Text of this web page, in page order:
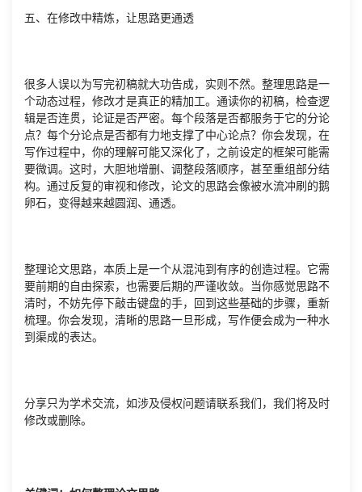
五、在修改中精炼，让思路更通透
很多人误以为写完初稿就大功告成，实则不然。整理思路是一
个动态过程，修改才是真正的精加工。通读你的初稿，检查逻
辑是否连贯，论证是否严密。每个段落是否都服务于它的分论
点？每个分论点是否都有力地支撑了中心论点？你会发现，在
写作过程中，你的理解可能又深化了，之前设定的框架可能需
要微调。这时，大胆地增删、调整段落顺序，甚至重组部分结
构。通过反复的审视和修改，论文的思路会像被水流冲刷的鹅
卵石，变得越来越圆润、通透。
整理论文思路，本质上是一个从混沌到有序的创造过程。它需
要前期的自由探索，也需要后期的严谨收敛。当你感觉思路不
清时，不妨先停下敲击键盘的手，回到这些基础的步骤，重新
梳理。你会发现，清晰的思路一旦形成，写作便会成为一种水
到渠成的表达。
分享只为学术交流，如涉及侵权问题请联系我们，我们将及时
修改或删除。